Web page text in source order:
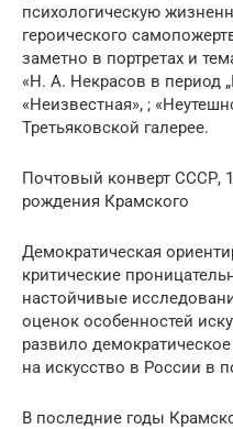
психологическую
героического
заметно в портретах и
«Н. А. Некрасов в период
«Неизвестная», ;
Третьяковской галерее.
Почтовый конверт СССР,
рождения Крамского
Демократическая
критические
настойчивые
оценок особенностей
развило
на искусство в России в
В последние годы